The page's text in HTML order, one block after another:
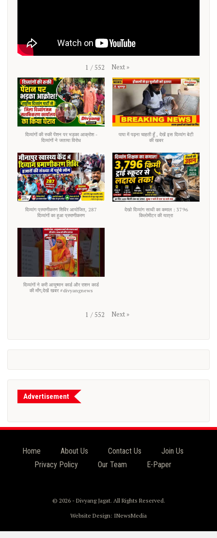
1 / 552 Next »
दिव्यांगों की रुकी पेंशन पर भड़का आक्रोश -
दिव्यांगों ने जताया विरोध
पापा में पढ़ना चाहती हूँ , देखें इस दिव्यांग बेटी
की खबर
दिव्यांग प्रमाणीकरण शिविर आयोजित, 287
दिव्यांगों का हुआ प्रमाणीकरण
देखो दिव्यांग साथी का कमाल : 3796
किलोमीटर की यात्रा
दिव्यांगों ने करी आयुष्मान कार्ड और राशन कार्ड
की माँग,देखें खबर #divyangnews
1 / 552 Next »
Advertisement
Home About Us Contact Us
Join Us
Privacy Policy
Our Team E-Paper
© 2026 - Divyang Jagat. All Rights Reserved.
Website Design: INewsMedia